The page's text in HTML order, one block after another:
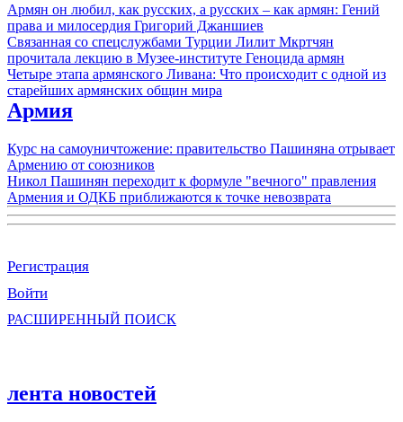
Армян он любил, как русских, а русских – как армян: Гений
права и милосердия Григорий Джаншиев
Связанная со спецслужбами Турции Лилит Мкртчян
прочитала лекцию в Музее-институте Геноцида армян
Четыре этапа армянского Ливана: Что происходит с одной из
старейших армянских общин мира
Армия
Курс на самоуничтожение: правительство Пашиняна отрывает
Армению от союзников
Никол Пашинян переходит к формуле "вечного" правления
Армения и ОДКБ приближаются к точке невозврата
Регистрация
Войти
РАСШИРЕННЫЙ ПОИСК
лента новостей